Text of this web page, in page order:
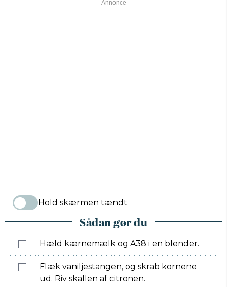
Hold skærmen tændt
Sådan gør du
Hæld kærnemælk og A38 i en blender.
Flæk vaniljestangen, og skrab kornene
ud. Riv skallen af citronen.